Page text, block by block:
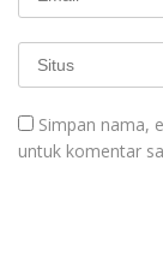
Simpan nama,
untuk komentar